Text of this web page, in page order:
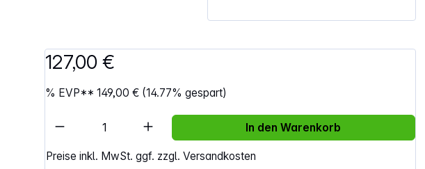
127,00 €
% EVP**149,00 € (14.77% gespart)
Preise inkl. MwSt. ggf. zzgl. Versandkosten
Artikel Anzahl: Gib den gewünschten Wert ein
In den Warenkorb